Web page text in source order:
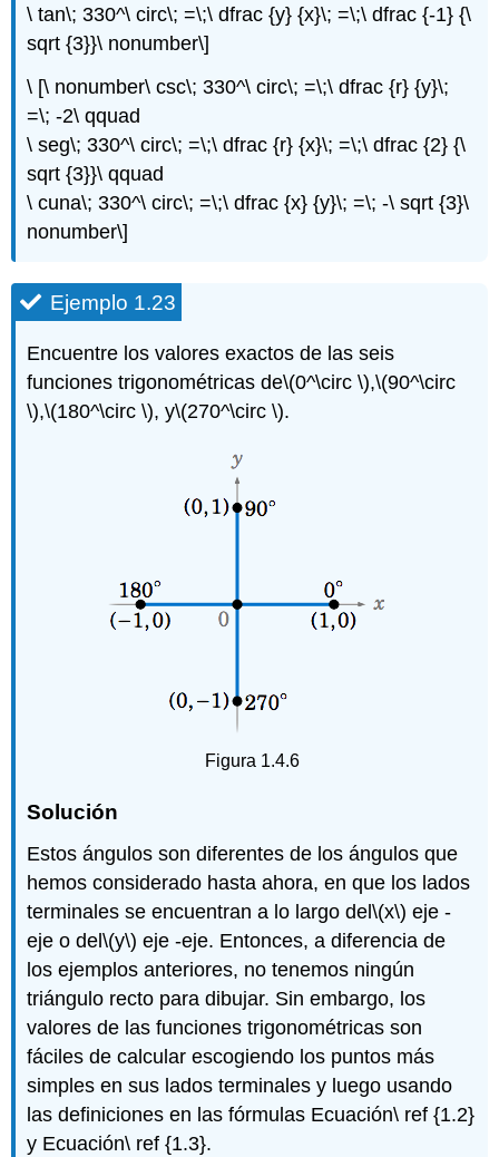
\ tan\; 330^\ circ\; =\;\ dfrac {y} {x}\; =\;\ dfrac {-1} {\
sqrt {3}}\ nonumber\]
\ [\ nonumber\ csc\; 330^\ circ\; =\;\ dfrac {r} {y}\;
=\; -2\ qquad
\ seg\; 330^\ circ\; =\;\ dfrac {r} {x}\; =\;\ dfrac {2} {\
sqrt {3}}\ qquad
\ cuna\; 330^\ circ\; =\;\ dfrac {x} {y}\; =\; -\ sqrt {3}\
nonumber\]
Ejemplo 1.23
Encuentre los valores exactos de las seis
funciones trigonométricas de\(0^\circ \),\(90^\circ
\),\(180^\circ \), y\(270^\circ \).
Figura 1.4.6
Solución
Estos ángulos son diferentes de los ángulos que
hemos considerado hasta ahora, en que los lados
terminales se encuentran a lo largo del\(x\) eje -
eje o del\(y\) eje -eje. Entonces, a diferencia de
los ejemplos anteriores, no tenemos ningún
triángulo recto para dibujar. Sin embargo, los
valores de las funciones trigonométricas son
fáciles de calcular escogiendo los puntos más
simples en sus lados terminales y luego usando
las definiciones en las fórmulas Ecuación\ ref {1.2}
y Ecuación\ ref {1.3}.